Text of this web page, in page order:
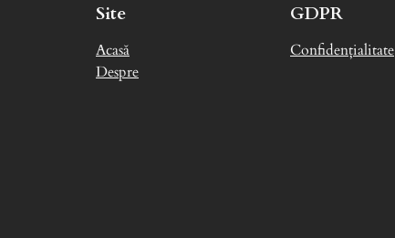
Site
Acasă
Despre
GDPR
Confidențialitate